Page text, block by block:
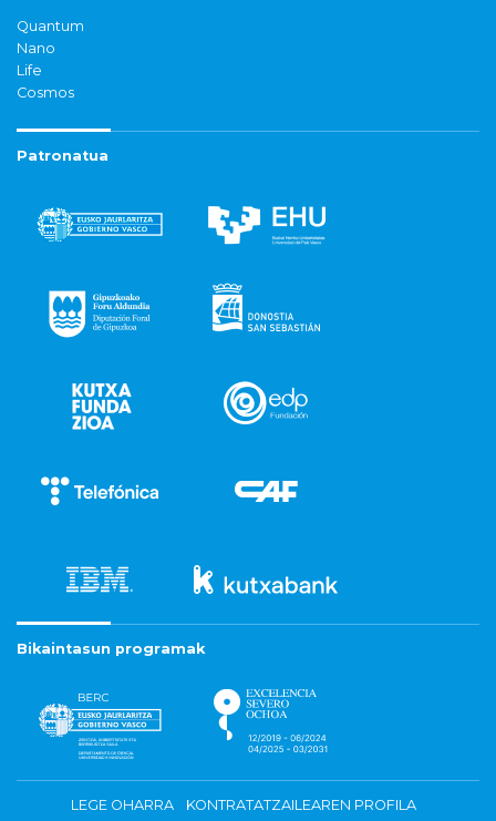
Quantum
Nano
Life
Cosmos
Patronatua
Bikaintasun programak
LEGE OHARRA
KONTRATATZAILEAREN PROFILA